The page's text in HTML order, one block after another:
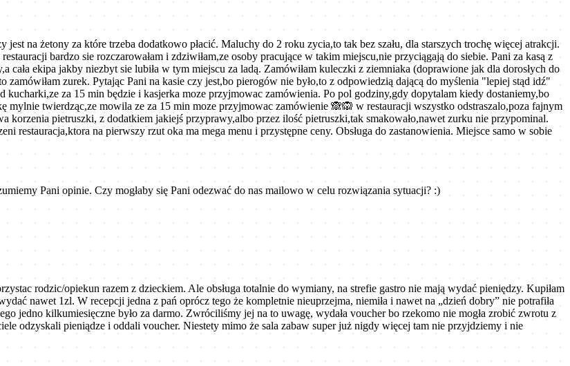
na żetony za które trzeba dodatkowo płacić. Maluchy do 2 roku zycia,to tak bez szału, dla starszych trochę więcej atrakcji.
bardzo sie rozczarowałam i zdziwiłam,ze osoby pracujące w takim miejscu,nie przyciągają do siebie. Pani za kasą z
cała ekipa jakby niezbyt sie lubiła w tym miejscu za ladą. Zamówiłam kuleczki z ziemniaka (doprawione jak dla dorosłych do
zamówiłam zurek. Pytając Pani na kasie czy jest,bo pierogów nie było,to z odpowiedzią dającą do myślenia "lepiej stąd idź"
kucharki,ze za 15 min będzie i kasjerka moze przyjmowac zamówienia. Po pol godziny,gdy dopytalam kiedy dostaniemy,bo
mylnie twierdząc,ze mowila ze za 15 min moze przyjmowac zamówienie 🙈🙉 w restauracji wszystko odstraszalo,poza fajnym
korzenia pietruszki, z dodatkiem jakiejś przyprawy,albo przez ilość pietruszki,tak smakowało,nawet zurku nie przypominal.
restauracja,ktora na pierwszy rzut oka ma mega menu i przystępne ceny. Obsługa do zastanowienia. Miejsce samo w sobie
Pani opinie. Czy mogłaby się Pani odezwać do nas mailowo w celu rozwiązania sytuacji? :)
rodzic/opiekun razem z dzieckiem. Ale obsługa totalnie do wymiany, na strefie gastro nie mają wydać pieniędzy. Kupiłam
nawet 1zl. W recepcji jedna z pań oprócz tego że kompletnie nieuprzejma, niemiła i nawet na „dzień dobry” nie potrafiła
jedno kilkumiesięczne było za darmo. Zwróciliśmy jej na to uwagę, wydała voucher bo rzekomo nie mogła zrobić zwrotu z
odzyskali pieniądze i oddali voucher. Niestety mimo że sala zabaw super już nigdy więcej tam nie przyjdziemy i nie